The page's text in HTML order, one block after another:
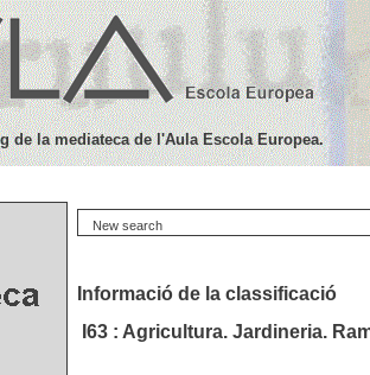
New search
Informació de la classificació
I63 : Agricultura. Jardineria.
de la mediateca de l'Aula Escola Europea.